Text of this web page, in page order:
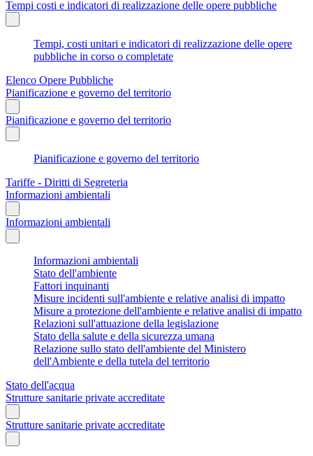
Tempi costi e indicatori di realizzazione delle opere pubbliche
Tempi, costi unitari e indicatori di realizzazione delle opere
pubbliche in corso o completate
Elenco Opere Pubbliche
Pianificazione e governo del territorio
Pianificazione e governo del territorio
Pianificazione e governo del territorio
Tariffe - Diritti di Segreteria
Informazioni ambientali
Informazioni ambientali
Informazioni ambientali
Stato dell'ambiente
Fattori inquinanti
Misure incidenti sull'ambiente e relative analisi di impatto
Misure a protezione dell'ambiente e relative analisi di impatto
Relazioni sull'attuazione della legislazione
Stato della salute e della sicurezza umana
Relazione sullo stato dell'ambiente del Ministero
dell'Ambiente e della tutela del territorio
Stato dell'acqua
Strutture sanitarie private accreditate
Strutture sanitarie private accreditate